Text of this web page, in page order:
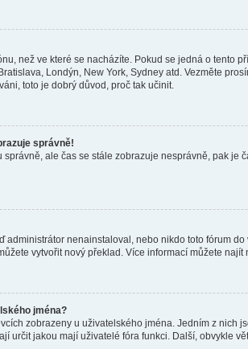
než ve které se nacházíte. Pokud se jedná o tento
Londýn, New York, Sydney atd. Vezměte
toto je dobrý důvod, proč tak učinit.
správně!
ale čas se stále zobrazuje nesprávně, pak
administrátor nenainstaloval, nebo nikdo toto fórum
vytvořit nový překlad. Více informací můžete najít
jména?
zobrazeny u uživatelského jména. Jedním z
určit jakou mají uživatelé fóra funkci. Další, obvykle